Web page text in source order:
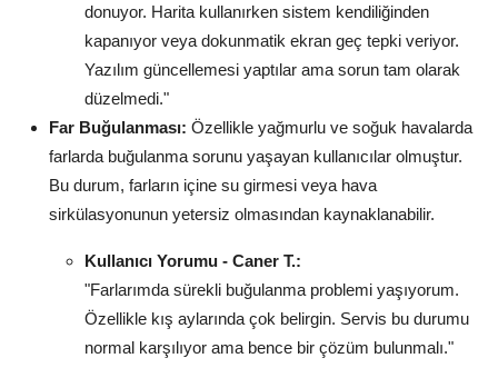
donuyor. Harita kullanırken sistem kendiliğinden
kapanıyor veya dokunmatik ekran geç tepki veriyor.
Yazılım güncellemesi yaptılar ama sorun tam olarak
düzelmedi."
Far Buğulanması: Özellikle yağmurlu ve soğuk havalarda
farlarda buğulanma sorunu yaşayan kullanıcılar olmuştur.
Bu durum, farların içine su girmesi veya hava
sirkülasyonunun yetersiz olmasından kaynaklanabilir.
Kullanıcı Yorumu - Caner T.:
"Farlarımda sürekli buğulanma problemi yaşıyorum.
Özellikle kış aylarında çok belirgin. Servis bu durumu
normal karşılıyor ama bence bir çözüm bulunmalı."